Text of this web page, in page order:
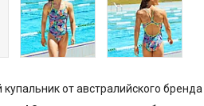
от австралийского